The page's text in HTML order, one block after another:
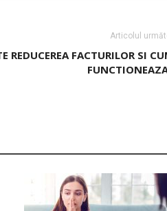
Articolul
REDUCEREA FACTURILOR SI